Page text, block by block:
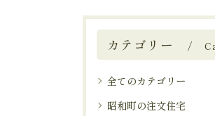
カテゴリー
全てのカテゴリー
昭和町の注文住宅